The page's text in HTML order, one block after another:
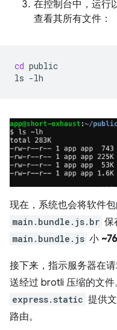
在控制台中，运行
查看其所有文件：
cd public
ls
现在，系统也会将软件
main.bundle.js.br 保
main.bundle.js 小
接下来，指示服务器在
送经过 brotli 压缩的文
express.static 提供
路由。